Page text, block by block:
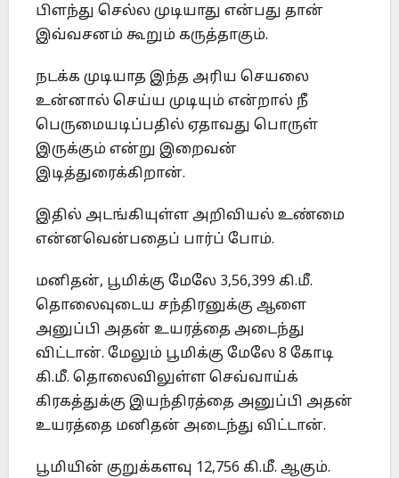
பிளந்து செல்ல முடியாது என்பது தான்
இவ்வசனம் கூறும் கருத்தாகும்.
நடக்க முடியாத இந்த அரிய செயலை
உன்னால் செய்ய முடியும் என்றால் நீ
பெருமையடிப்பதில் ஏதாவது பொருள்
இருக்கும் என்று இறைவன்
இடித்துரைக்கிறான்.
இதில் அடங்கியுள்ள அறிவியல் உண்மை
என்னவென்பதைப் பார்ப் போம்.
மனிதன், பூமிக்கு மேலே 3,56,399 கி.மீ.
தொலைவுடைய சந்திரனுக்கு ஆளை
அனுப்பி அதன் உயரத்தை அடைந்து
விட்டான். மேலும் பூமிக்கு மேலே 8 கோடி
கி.மீ. தொலைவிலுள்ள செவ்வாய்க்
கிரகத்துக்கு இயந்திரத்தை அனுப்பி அதன்
உயரத்தை மனிதன் அடைந்து விட்டான்.
பூமியின் குறுக்களவு 12,756 கி.மீ. ஆகும்.